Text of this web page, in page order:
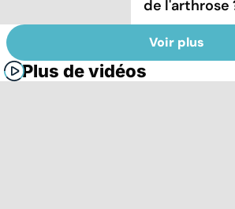
de l'arthrose
Voir plus
Plus de vidéos